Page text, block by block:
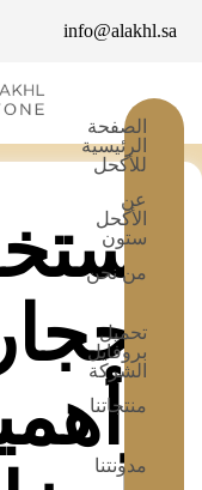
info@alakhl.sa
الصفحة
الرئيسية
للأكحل
عن
الأكحل
ستون
من نحن
تحميل
بروفايل
الشركة
منتجاتنا
مدونتنا